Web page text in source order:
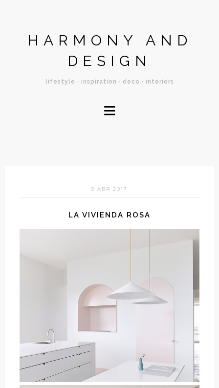
HARMONY AND
DESIGN
lifestyle · inspiration · deco · interiors
≡
5 ABR 2017
LA VIVIENDA ROSA